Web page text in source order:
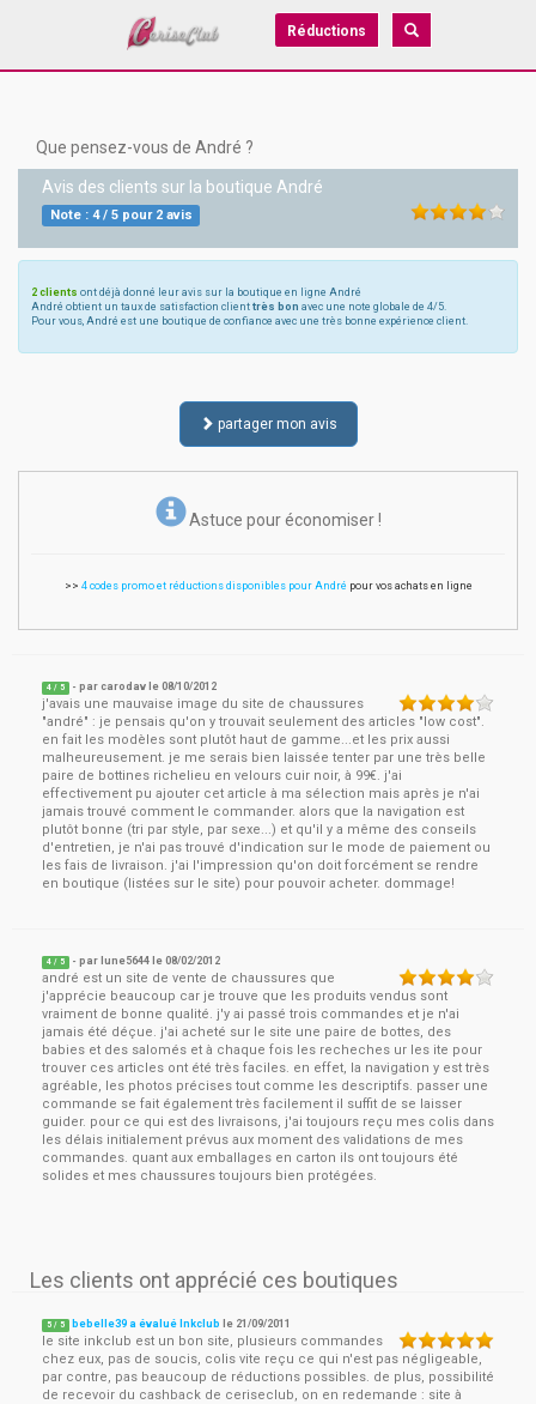
Réductions
Que pensez-vous de André ?
Avis des clients sur la boutique André
Note : 4/ 5pour 2avis
2 clients ont déjà donné leur avis sur la boutique en ligne André
André obtient un taux de satisfaction client très bon avec une note globale de 4/5.
Pour vous, André est une boutique de confiance avec une très bonne expérience client.
partager mon avis
Astuce pour économiser !
>> 4 codes promo et réductions disponibles pour André pour vos achats en ligne
4 / 5 - parcarodav le08/10/2012
j'avais une mauvaise image du site de chaussures
"andré" : je pensais qu'on y trouvait seulement des articles "low cost".
en fait les modèles sont plutôt haut de gamme...et les prix aussi
malheureusement. je me serais bien laissée tenter par une très belle
paire de bottines richelieu en velours cuir noir, à 99€. j'ai
effectivement pu ajouter cet article à ma sélection mais après je n'ai
jamais trouvé comment le commander. alors que la navigation est
plutôt bonne (tri par style, par sexe...) et qu'il y a même des conseils
d'entretien, je n'ai pas trouvé d'indication sur le mode de paiement ou
les fais de livraison. j'ai l'impression qu'on doit forcément se rendre
en boutique (listées sur le site) pour pouvoir acheter. dommage!
4 / 5 - par lune5644 le08/02/2012
andré est un site de vente de chaussures que
j'apprécie beaucoup car je trouve que les produits vendus sont
vraiment de bonne qualité. j'y ai passé trois commandes et je n'ai
jamais été déçue. j'ai acheté sur le site une paire de bottes, des
babies et des salomés et à chaque fois les recheches ur les ite pour
trouver ces articles ont été très faciles. en effet, la navigation y est très
agréable, les photos précises tout comme les descriptifs. passer une
commande se fait également très facilement il suffit de se laisser
guider. pour ce qui est des livraisons, j'ai toujours reçu mes colis dans
les délais initialement prévus aux moment des validations de mes
commandes. quant aux emballages en carton ils ont toujours été
solides et mes chaussures toujours bien protégées.
Les clients ont apprécié ces boutiques
5 / 5 bebelle39 a évalué Inkclub le 21/09/2011
le site inkclub est un bon site, plusieurs commandes
chez eux, pas de soucis, colis vite reçu ce qui n'est pas négligeable,
par contre, pas beaucoup de réductions possibles. de plus, possibilité
de recevoir du cashback de ceriseclub, on en redemande : site à